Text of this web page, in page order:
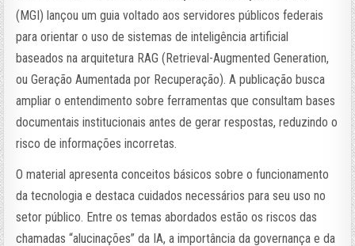
(MGI) lançou um guia voltado aos servidores públicos federais
para orientar o uso de sistemas de inteligência artificial
baseados na arquitetura RAG (Retrieval-Augmented Generation,
ou Geração Aumentada por Recuperação). A publicação busca
ampliar o entendimento sobre ferramentas que consultam bases
documentais institucionais antes de gerar respostas, reduzindo o
risco de informações incorretas.
O material apresenta conceitos básicos sobre o funcionamento
da tecnologia e destaca cuidados necessários para seu uso no
setor público. Entre os temas abordados estão os riscos das
chamadas “alucinações” da IA, a importância da governança e da